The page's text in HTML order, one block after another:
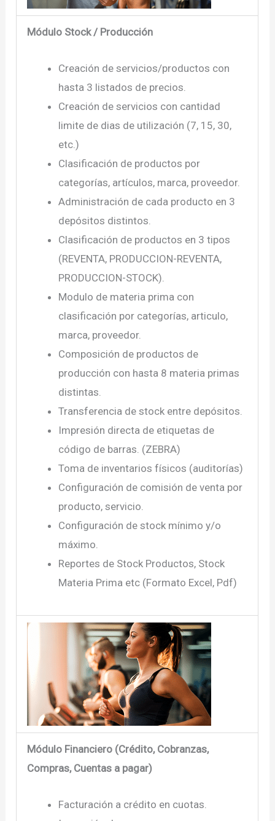
Módulo Stock / Producción
Creación de servicios/productos con
hasta 3 listados de precios.
Creación de servicios con cantidad
limite de dias de utilización (7, 15, 30,
etc.)
Clasificación de productos por
categorías, artículos, marca, proveedor.
Administración de cada producto en 3
depósitos distintos.
Clasificación de productos en 3 tipos
(REVENTA, PRODUCCION-REVENTA,
PRODUCCION-STOCK).
Modulo de materia prima con
clasificación por categorías, articulo,
marca, proveedor.
Composición de productos de
producción con hasta 8 materia primas
distintas.
Transferencia de stock entre depósitos.
Impresión directa de etiquetas de
código de barras. (ZEBRA)
Toma de inventarios físicos (auditorías)
Configuración de comisión de venta por
producto, servicio.
Configuración de stock mínimo y/o
máximo.
Reportes de Stock Productos, Stock
Materia Prima etc (Formato Excel, Pdf)
Módulo Financiero (Crédito, Cobranzas,
Compras, Cuentas a pagar)
Facturación a crédito en cuotas.